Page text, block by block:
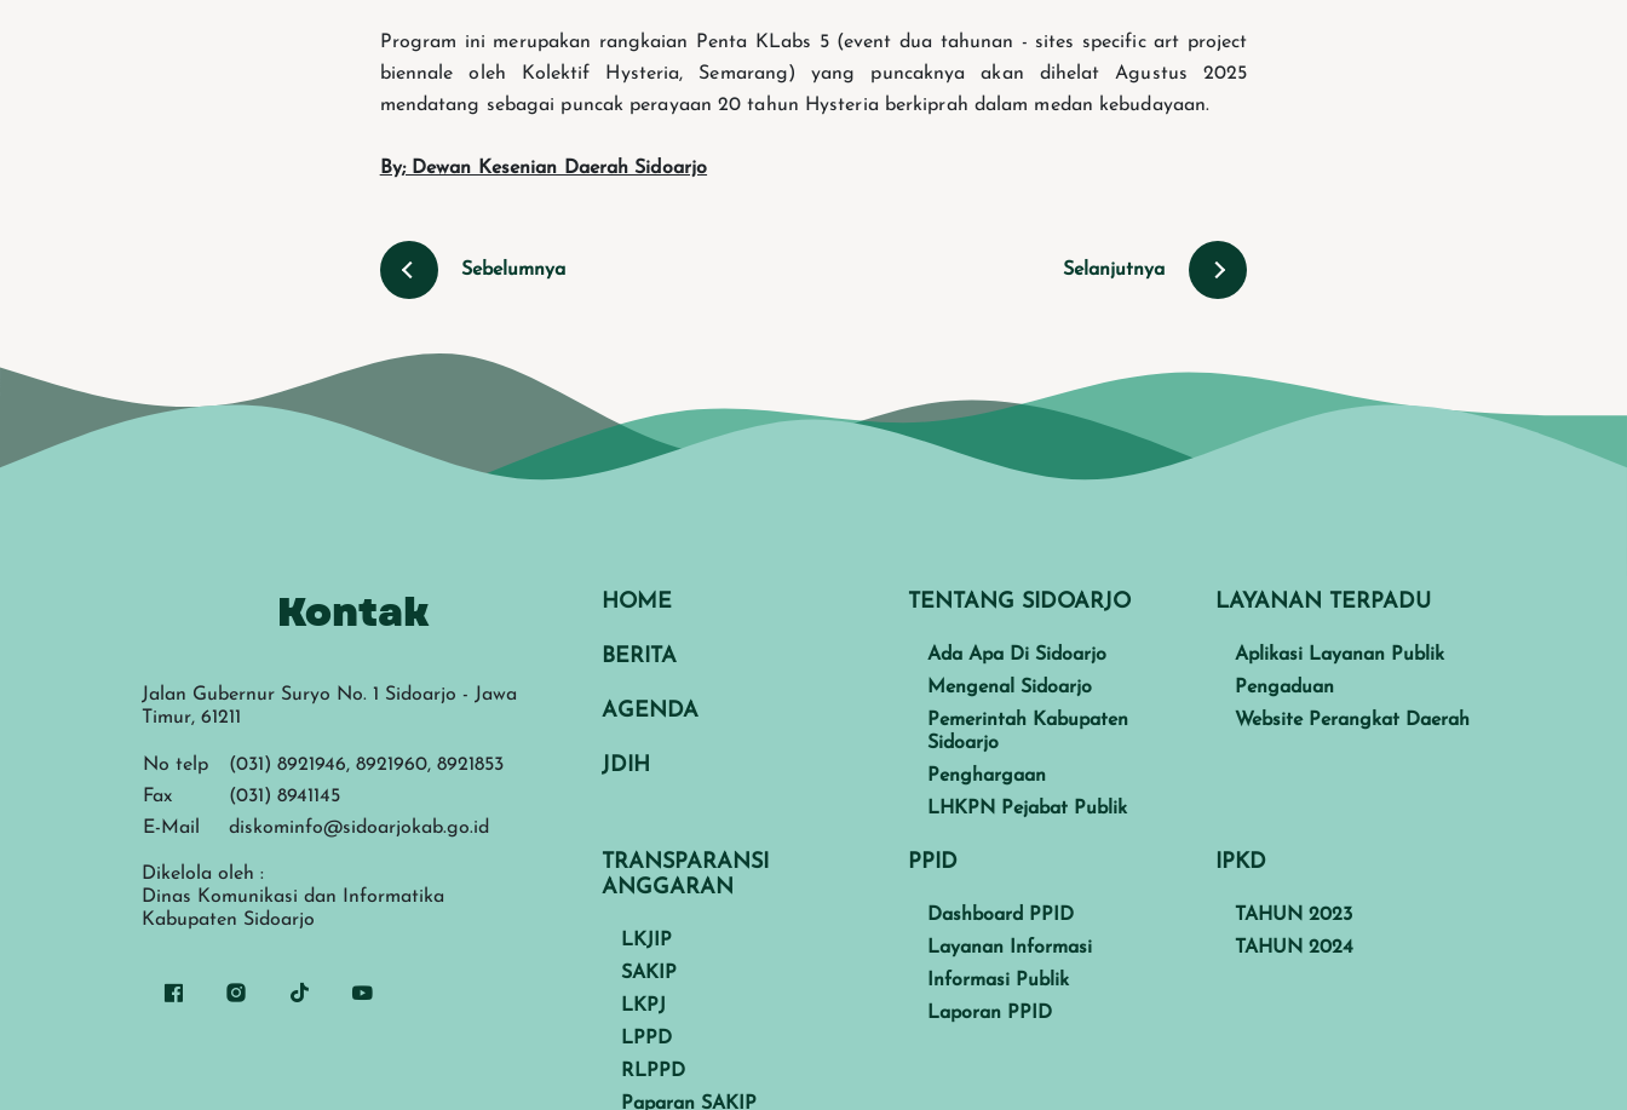
Program ini merupakan rangkaian Penta KLabs 5 (event dua tahunan - sites specific art project
biennale oleh Kolektif Hysteria, Semarang) yang puncaknya akan dihelat Agustus 2025
mendatang sebagai puncak perayaan 20 tahun Hysteria berkiprah dalam medan kebudayaan.
By; Dewan Kesenian Daerah Sidoarjo
Sebelumnya Selanjutnya
Kontak
Jalan Gubernur Suryo No. 1 Sidoarjo - Jawa
Timur, 61211
No telp
(031) 8921946, 8921960, 8921853
Fax
(031) 8941145
E-Mail
diskominfo@sidoarjokab.go.id
Dikelola oleh :
Dinas Komunikasi dan Informatika
Kabupaten Sidoarjo
HOME
BERITA
AGENDA
JDIH
TENTANG SIDOARJO
Ada Apa Di Sidoarjo
Mengenal Sidoarjo
Pemerintah Kabupaten
Sidoarjo
Penghargaan
LHKPN Pejabat Publik
LAYANAN TERPADU
Aplikasi Layanan Publik
Pengaduan
Website Perangkat Daerah
TRANSPARANSI
ANGGARAN
LKJIP
SAKIP
LKPJ
LPPD
RLPPD
Paparan SAKIP
PPID
Dashboard PPID
Layanan Informasi
Informasi Publik
Laporan PPID
IPKD
TAHUN 2023
TAHUN 2024